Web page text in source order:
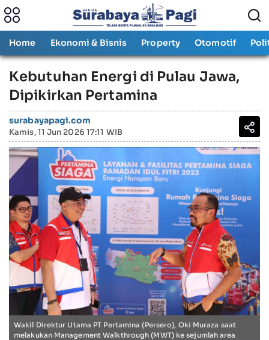
Home Ekonomi & Bisnis Property Otomotif
Kebutuhan Energi di Pulau Jawa,
Dipikirkan Pertamina
surabayapagi.com
Kamis, 11 Jun 2026 17:11 WIB
Wakil Direktur Utama PT Pertamina (Persero), Oki Muraza saat
melakukan Management Walkthrough (MWT) ke sejumlah area